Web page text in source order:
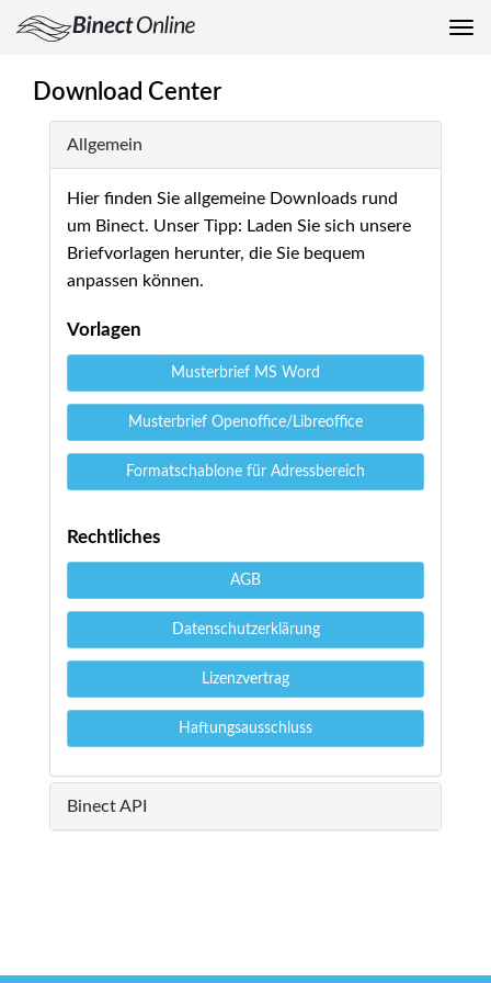
Download Center
Allgemein
Hier finden Sie allgemeine Downloads rund
um Binect. Unser Tipp: Laden Sie sich unsere
Briefvorlagen herunter, die Sie bequem
anpassen können.
Vorlagen
Musterbrief MS Word
Musterbrief Openoffice/Libreoffice
Formatschablone für Adressbereich
Rechtliches
AGB
Datenschutzerklärung
Lizenzvertrag
Haftungsausschluss
Binect API